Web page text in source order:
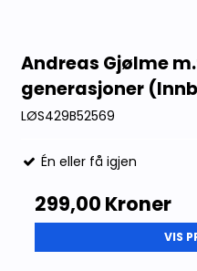
Andreas Gjølme
generasjoner
LØS429B52569
Én eller få igjen
299,00 Kroner
VIS